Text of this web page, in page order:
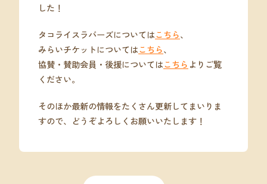
した！
タコライスラバーズについてはこちら、
みらいチケットについてはこちら、
協賛・賛助会員・後援についてはこちら よりご覧
ください。
そのほか最新の情報をたくさん更新してまいりま
すので、どうぞよろしくお願いいたします！